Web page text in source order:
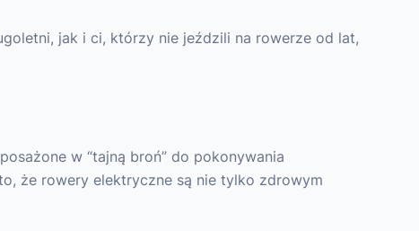
jak i ci, którzy nie jeździli na rowerze od lat,
w “tajną broń” do pokonywania
że rowery elektryczne są nie tylko zdrowym